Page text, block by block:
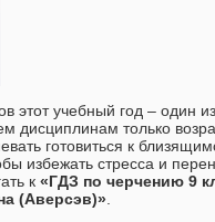
этот учебный год – один
дисциплинам только
готовиться к
избежать стресса и
к «ГДЗ по черчению 9
(Аверсэв)».